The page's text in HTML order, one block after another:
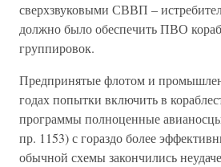
сверхзвуковыми СВВП –
должно было обеспечить ПВО
группировок.
Предпринятые флотом и
годах попытки включить в
программы полноценные
пр. 1153) с гораздо более
обычной схемы закончились